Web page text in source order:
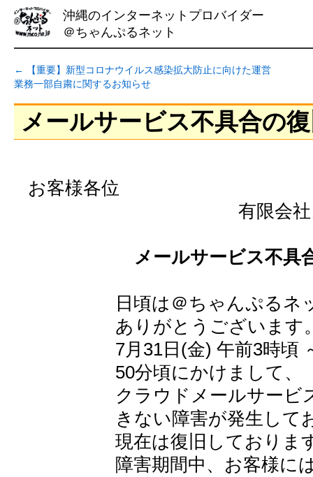
沖縄のインターネットプロバイダー
＠ちゃんぷるネット
←
【重要】新型コロナウイルス感染拡大防止に向けた運営
業務一部自粛に関するお知らせ
メールサービス不具合の
お客様各位
有限会
メールサービス不具
日頃は＠ちゃんぷるネ
ありがとうございます
7月31日(金) 午前3時頃
50分頃にかけまして、
クラウドメールサービ
きない障害が発生して
現在は復旧しておりま
障害期間中、お客様に